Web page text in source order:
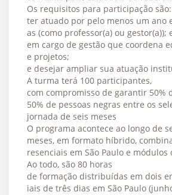
Os requisitos para participação são:
ter atuado por pelo menos um ano
as (como professor(a) ou
em cargo de gestão que coordena
e projetos;
e desejar ampliar sua atuação
A turma terá 100 participantes,
com compromisso de garantir 50%
50% de pessoas negras entre os
jornada de seis meses
O programa acontece ao longo de
meses, em formato híbrido,
resenciais em São Paulo e módulos
Ao todo, são 80 horas
de formação distribuídas em dois
iais de três dias em São Paulo